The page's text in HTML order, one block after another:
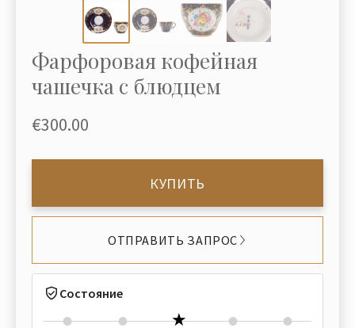
Фарфоровая кофейная
чашечка с блюдцем
€300.00
КУПИТЬ
ОТПРАВИТЬ ЗАПРОС
Состояние